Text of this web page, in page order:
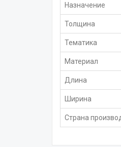
Назначение
Толщина
Тематика
Материал
Длина
Ширина
Страна